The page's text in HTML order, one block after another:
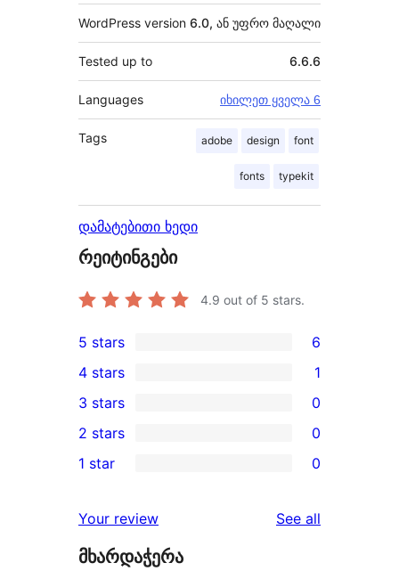
WordPress version 6.0, ან უფრო მაღალი
Tested up to 6.6.6
Languages იხილეთ ყველა 6
Tags adobe design font
fonts typekit
დამატებითი ხედი
რეიტინგები
4.9 out of 5 stars.
6
5-
star
reviews
5 stars 6
4-
star
review
4 stars 1
0
3-
star
3 stars 0
2-
reviews
2 stars 0
star
reviews
1 star 0
Your review See all
მხარდაჭერა